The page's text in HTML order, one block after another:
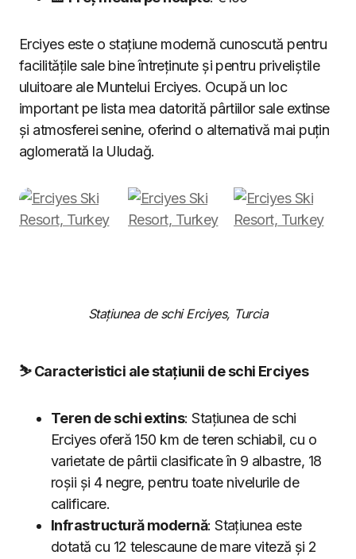
Erciyes este o stațiune modernă cunoscută pentru
facilitățile sale bine întreținute și pentru priveliștile
uluitoare ale Muntelui Erciyes. Ocupă un loc
important pe lista mea datorită pârtiilor sale extinse
și atmosferei senine, oferind o alternativă mai puțin
aglomerată la Uludağ.
Stațiunea de schi Erciyes, Turcia
⛷️ Caracteristici ale stațiunii de schi Erciyes
Teren de schi extins: Stațiunea de schi
Erciyes oferă 150 km de teren schiabil, cu o
varietate de pârtii clasificate în 9 albastre, 18
roșii și 4 negre, pentru toate nivelurile de
calificare.
Infrastructură modernă: Stațiunea este
dotată cu 12 telescaune de mare viteză și 2